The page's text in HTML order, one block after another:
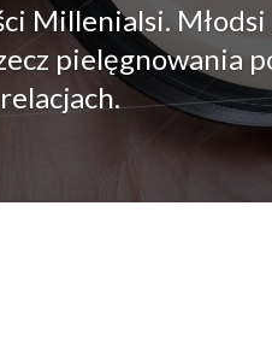
Millenialsi.
pielęgnowania